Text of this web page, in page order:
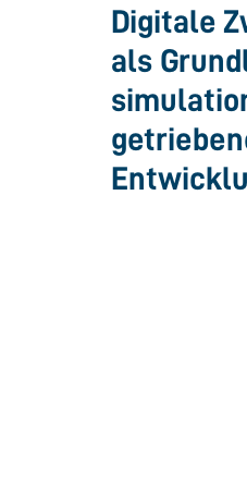
Digitale
als